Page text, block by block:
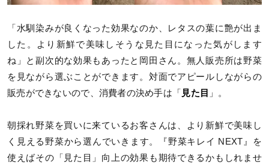
「水馴染みが良くなった効果なのか、レタスの葉に艶が出ま
した。より新鮮で美味しそうな見た目になった気がします
ね」と副次的な効果もあったと岡田さん。無人販売所は野菜
を見ながら選ぶことができます。対面でアピールしながらの
販売ができないので、消費者の決め手は「 見た目 」。
朝採れ野菜を買いに来ているお客さんは、より新鮮で美味し
く見える野菜から選んでいきます。『野菜キレイ NEXT』を
使えばその「見た目」向上の効果も期待できるかもしれませ